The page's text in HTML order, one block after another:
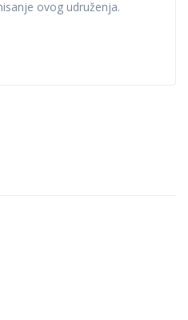
ovog udruženja.